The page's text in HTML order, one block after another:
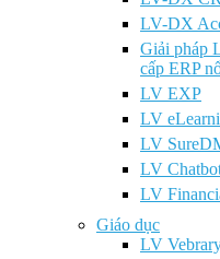
LV-DX
Giải pháp
cấp ERP
LV EXP
LV
LV
LV
LV
Giáo dục
LV